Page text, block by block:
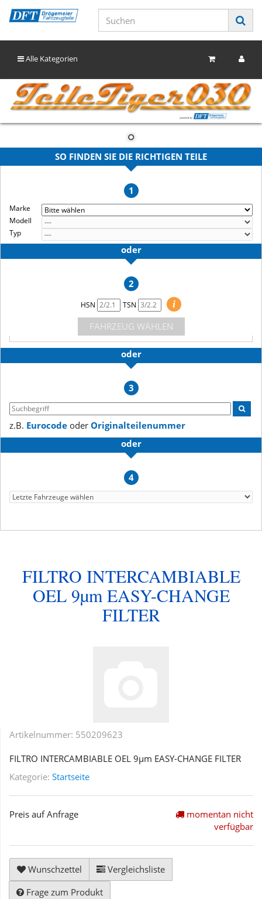
Alle Kategorien
SO FINDEN SIE DIE RICHTIGEN TEILE
1
Marke
Modell
Typ
oder
2
HSN TSN
i
FAHRZEUG WÄHLEN
oder
3
z.B. Eurocode oder Originalteilenummer
oder
4
FILTRO INTERCAMBIABLE
OEL 9µm EASY-CHANGE
FILTER
Artikelnummer: 550209623
FILTRO INTERCAMBIABLE OEL 9µm EASY-CHANGE FILTER
Kategorie: Startseite
Preis auf Anfrage
momentan nicht
verfügbar
Wunschzettel
Vergleichsliste
Frage zum Produkt